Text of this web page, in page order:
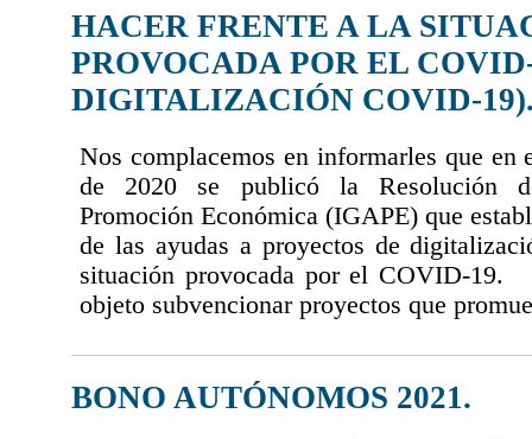
HACER FRENTE A LA
PROVOCADA POR EL
DIGITALIZACIÓN COVID-
Nos complacemos en informarles que
de 2020 se publicó la Resolución
Promoción Económica (IGAPE) que
de las ayudas a proyectos de
situación provocada por el COVID-
objeto subvencionar proyectos que
BONO AUTÓNOMOS 2021.